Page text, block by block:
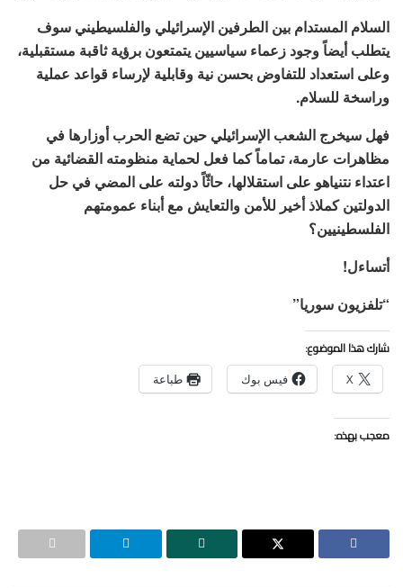
السلام المستدام بين الطرفين الإسرائيلي والفلسيطيني سوف
يتطلب أيضاً وجود زعماء سياسيين يتمتعون برؤية ثاقبة مستقبلية،
وعلى استعداد للتفاوض بحسن نية وقابلية لإرساء قواعد عملية
وراسخة للسلام.
فهل سيخرج الشعب الإسرائيلي حين تضع الحرب أوزارها في
مظاهرات عارمة، تماماً كما فعل لحماية منظومته القضائية من
اعتداء نتنياهو على استقلالها، حاثّاً دولته على المضي في حل
الدولتين كملاذ أخير للأمن والتعايش مع أبناء عمومتهم
الفلسطينيين؟
أتساءل!
“تلفزيون سوريا”
شارك هذا الموضوع:
X فيس بوك طباعة
معجب بهذه: